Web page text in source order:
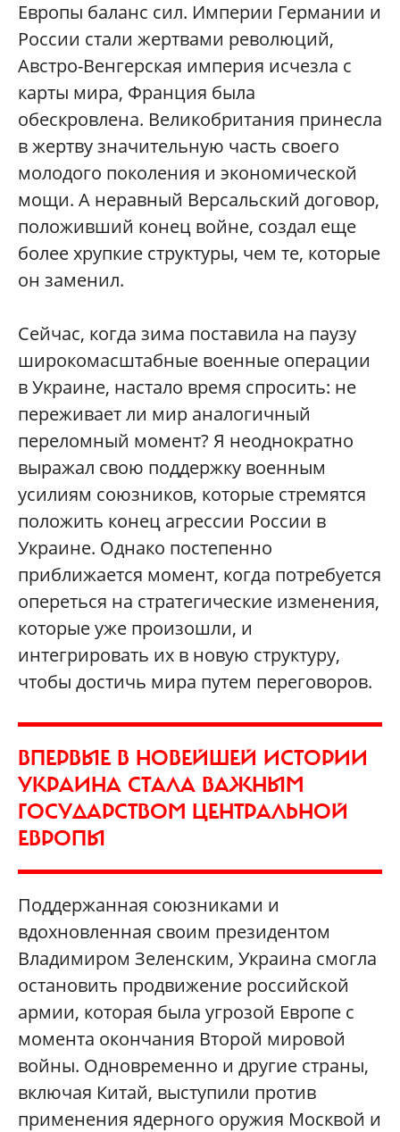
Европы баланс сил. Империи Германии и
России стали жертвами революций,
Австро-Венгерская империя исчезла с
карты мира, Франция была
обескровлена. Великобритания принесла
в жертву значительную часть своего
молодого поколения и экономической
мощи. А неравный Версальский договор,
положивший конец войне, создал еще
более хрупкие структуры, чем те, которые
он заменил.
Сейчас, когда зима поставила на паузу
широкомасштабные военные операции
в Украине, настало время спросить: не
переживает ли мир аналогичный
переломный момент? Я неоднократно
выражал свою поддержку военным
усилиям союзников, которые стремятся
положить конец агрессии России в
Украине. Однако постепенно
приближается момент, когда потребуется
опереться на стратегические изменения,
которые уже произошли, и
интегрировать их в новую структуру,
чтобы достичь мира путем переговоров.
ВПЕРВЫЕ В НОВЕЙШЕЙ ИСТОРИИ
УКРАИНА СТАЛА ВАЖНЫМ
ГОСУДАРСТВОМ ЦЕНТРАЛЬНОЙ
ЕВРОПЫ
Поддержанная союзниками и
вдохновленная своим президентом
Владимиром Зеленским, Украина смогла
остановить продвижение российской
армии, которая была угрозой Европе с
момента окончания Второй мировой
войны. Одновременно и другие страны,
включая Китай, выступили против
применения ядерного оружия Москвой и